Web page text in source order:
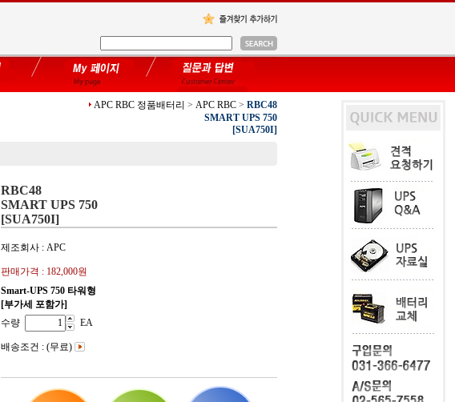
APC RBC 정품배터리 > APC RBC > RBC48
SMART UPS 750
[SUA750I]
RBC48
SMART UPS 750
[SUA750I]
제조회사 : APC
판매가격 : 182,000원
Smart-UPS 750 타워형
[부가세 포함가]
수량
EA
배송조건 : (무료)